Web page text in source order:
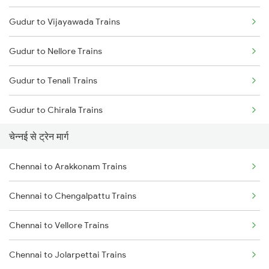
Mumbai to Delhi Trains
Mumbai to Goa Trains
Chennai to Coimbatore Trains
Gudur to Vijayawada Trains
Gudur to Nellore Trains
Gudur to Tenali Trains
Gudur to Chirala Trains
Gudur to Tirupati Trains
Gudur to Renigunta Trains
Gudur to Bapatla Trains
Gudur to Kavali Trains
Gudur to Rajahmundry Trains
चेन्नई से ट्रेन मार्ग
Chennai to Arakkonam Trains
Chennai to Chengalpattu Trains
Chennai to Vellore Trains
Chennai to Jolarpettai Trains